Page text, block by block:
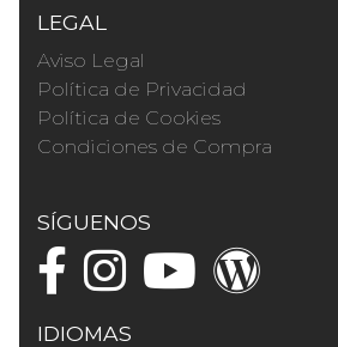
LEGAL
Aviso Legal
Política de Privacidad
Política de Cookies
Condiciones de Compra
SÍGUENOS
IDIOMAS